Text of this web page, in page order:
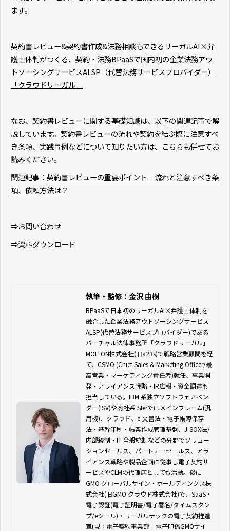
ます。
契約書レビュー&契約書作成&法務相談もできるリーガルAI×弁
護士体制がつくる、契約・法務BPaaSで国内初の企業法務アウ
トソーシングサービスALSP（代替法務サービスプロバイダー）
「クラウドリーガル」
なお、契約書レビューに関する基礎知識は、以下の関連記事で解
説しています。契約書レビューの流れや契約を結ぶ際に注意すべ
き条項、実践事例などについて知りたい方は、こちらも併せてお
読みください。
関連記事： 契約書レビューの重要ポイント｜流れと注意すべき条
項、依頼方法は？
⇒お問い合わせ
⇒資料ダウンロード
執筆・監修：金沢 由樹
BPaaSで日本初のリーガルAI×弁護士体制を
融合した企業法務アウトソーシングサービス
ALSP(代替法務サービスプロバイダー)である
バーチャル法律事務所「クラウドリーガル」
MOLTON株式会社(旧a23s)で戦略営業顧問を経
て、CSMO (Chief Sales & Marketing Officer/最
高営業・マーケティング責任者)就任、事業開
発・アライアンス戦略・IR広報・資金調達も
担当している。IBM 系独立ソフトウェアベン
ダー(ISV)や商社系 SIerではメインフレーム(汎
用機)、クラウド、e-文書法・電子帳簿保存
法・基幹印刷・帳票作成管理基盤、J-SOX法/
内部統制・IT 全般統制などの分野でソリュー
ションセールス、パートナーセールス、アラ
イアンス戦略や製品企画に従事し電子契約サ
ービスやCLMの代理店としても活動。後に
GMO グローバルサイン・ホールディングス株
式会社(旧GMO クラウド株式会社)で、SaaS・
電子認証(電子証明書/電子署名/タイムスタン
プ/eシール)・リーガルテックの電子契約推進
室(現：電子契約事業部「電子印鑑GMOサイ